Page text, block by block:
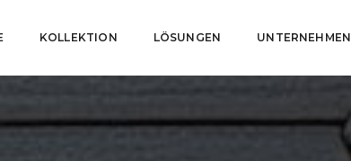
KOLLEKTION LÖSUNGEN UNTERNEHMEN